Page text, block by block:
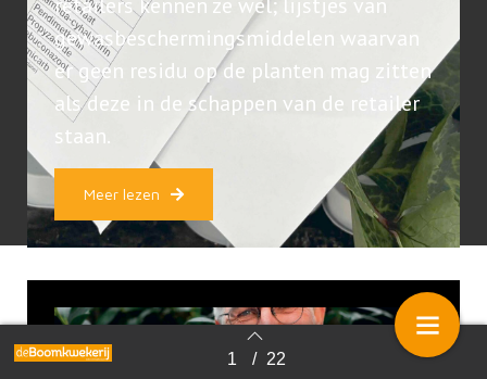
Terug naar overzicht 1 / 22
gewasbeschermingsmiddelen waarvan
er geen residu op de planten mag zitten
als deze in de schappen van de retailer
staan.
Meer lezen